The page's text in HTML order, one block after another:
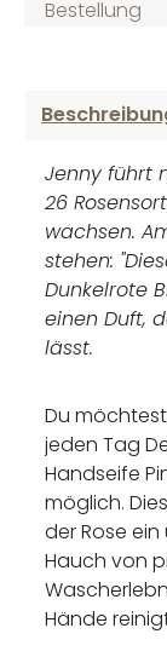
Bestellung
Jenny führt
26
wachsen.
stehen:
Dunkelrote
einen Duft,
lässt.
Du
jeden Tag
Handseife
möglich.
der Rose
Hauch von
Hände